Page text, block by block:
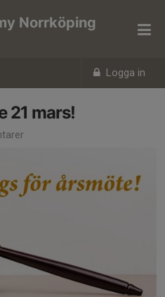
Logga in
Norrköping
21 mars!